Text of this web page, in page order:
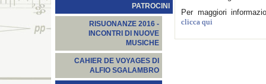
PATROCINI
RISUONANZE 2016 -
INCONTRI DI NUOVE
MUSICHE
CAHIER DE VOYAGES DI
ALFIO SGALAMBRO
Per maggiori
clicca qui